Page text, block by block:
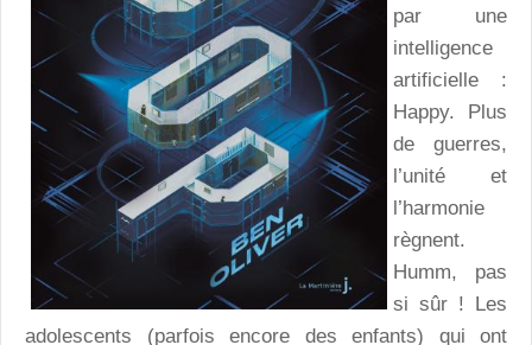
par une
intelligence
artificielle :
Happy. Plus
de guerres,
l’unité et
l’harmonie
règnent.
Humm, pas
si sûr ! Les
adolescents (parfois encore des enfants) qui ont